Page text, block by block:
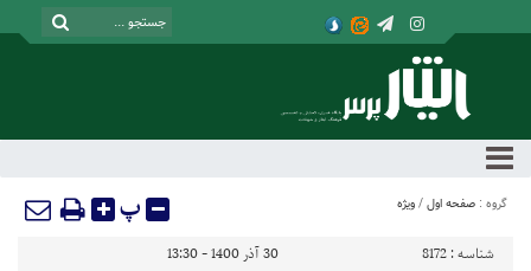
گروه : صفحه اول / ویژه پ
شناسه : 8172
30 آذر 1400 - 13:30